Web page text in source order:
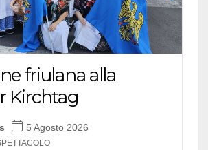
friulana alla
Kirchtag
5 Agosto 2026